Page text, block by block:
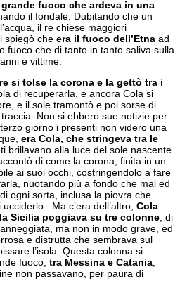
fuoco che ardeva in una
il fondale. Dubitando che un
il re chiese maggiori
spiegò che era il fuoco dell’Etna ad
fuoco che di tanto in tanto saliva sulla
e vittime.
si tolse la corona e la gettò tra i
di recuperarla, e ancora Cola si
e il sole tramontò e poi sorse di
Non si ebbero sue notizie per
giorno i presenti non videro una
era Cola, che stringeva tra le
brillavano alla luce del sole nascente.
di come la corona, finita in un
ai suoi occhi, costringendolo a fare
nuotando più a fondo che mai ed
ogni sorta, inclusa la piovra che
Ma c’era dell’altro, Cola
Sicilia poggiava su tre colonne , di
ma non in modo grave, ed
e distrutta che sembrava sul
l’isola. Questa colonna si
fuoco, tra Messina e Catania
non passavano, per paura di